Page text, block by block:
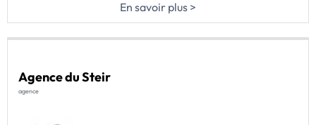
En savoir plus >
Agence du Steir
agence